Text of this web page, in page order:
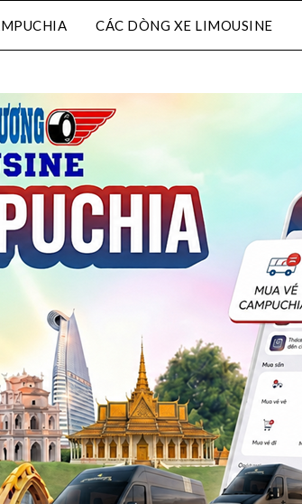
CÁC DÒNG XE LIMOUSINE